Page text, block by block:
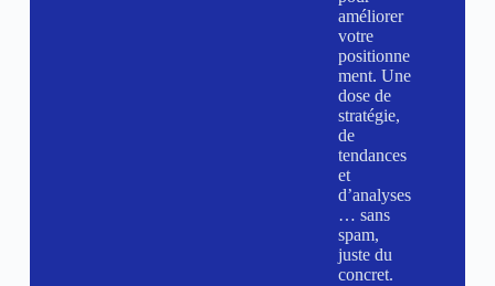
améliorer
votre
positionne
ment. Une
dose de
stratégie,
de
tendances
et
d’analyses
… sans
spam,
juste du
concret.